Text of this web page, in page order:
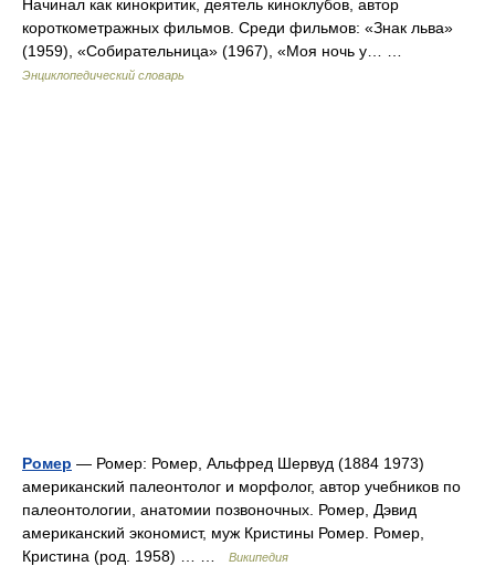
Начинал как кинокритик, деятель киноклубов, автор
короткометражных фильмов. Среди фильмов: «Знак льва»
(1959), «Собирательница» (1967), «Моя ночь у… …
Энциклопедический словарь
Ромер — Ромер: Ромер, Альфред Шервуд (1884 1973)
американский палеонтолог и морфолог, автор учебников по
палеонтологии, анатомии позвоночных. Ромер, Дэвид
американский экономист, муж Кристины Ромер. Ромер,
Кристина (род. 1958) … …
Википедия